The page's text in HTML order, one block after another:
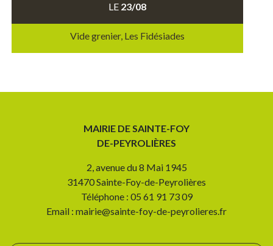
LE 23/08
Vide grenier, Les Fidésiades
MAIRIE DE SAINTE-FOY
DE-PEYROLIÈRES
2, avenue du 8 Mai 1945
31470 Sainte-Foy-de-Peyrolières
Téléphone : 05 61 91 73 09
Email : mairie@sainte-foy-de-peyrolieres.fr